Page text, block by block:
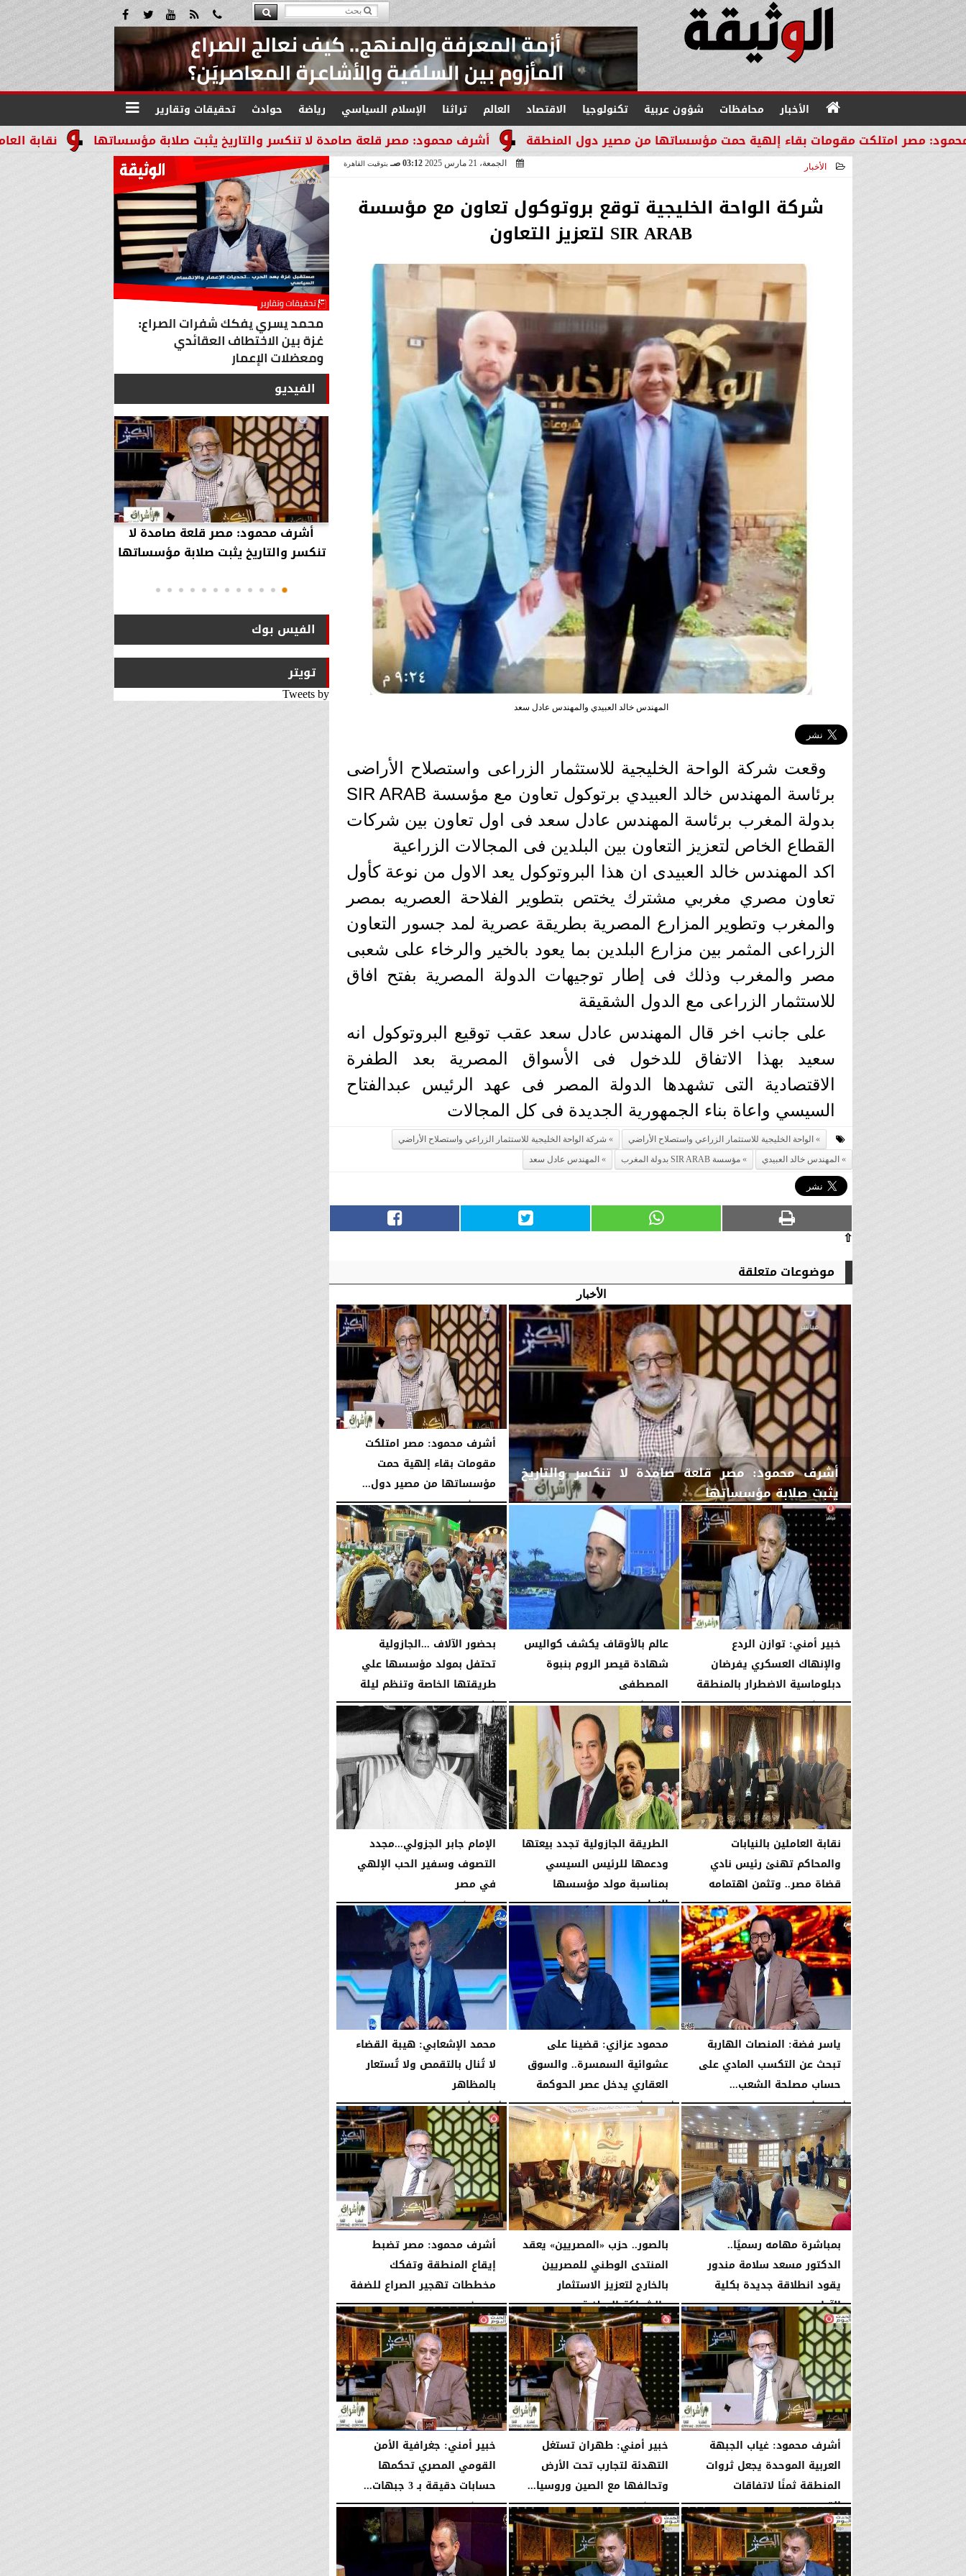
الأخبار محافظات شؤون عربية تكنولوجيا الاقتصاد العالم تراثنا الإسلام السياسي رياضة حوادث تحقيقات وتقارير
نقابة العاملين أشرف محمود: مصر قلعة صامدة لا تنكسر والتاريخ يثبت صلابة مؤسساتها مقومات بقاء إلهية حمت مؤسساتها من مصير دول المنطقة
الأخبار الجمعة، 21 مارس 2025 03:12 صـ بتوقيت القاهرة
شركة الواحة الخليجية توقع بروتوكول تعاون مع مؤسسة
SIR ARAB لتعزيز التعاون
المهندس خالد العبيدي والمهندس عادل سعد
وقعت شركة الواحة الخليجية للاستثمار الزراعى واستصلاح الأراضى
برئاسة المهندس خالد العبيدي برتوكول تعاون مع مؤسسة SIR ARAB
بدولة المغرب برئاسة المهندس عادل سعد فى اول تعاون بين شركات
القطاع الخاص لتعزيز التعاون بين البلدين فى المجالات الزراعية
اكد المهندس خالد العبيدى ان هذا البروتوكول يعد الاول من نوعة كأول
تعاون مصري مغربي مشترك يختص بتطوير الفلاحة العصريه بمصر
والمغرب وتطوير المزارع المصرية بطريقة عصرية لمد جسور التعاون
الزراعى المثمر بين مزارع البلدين بما يعود بالخير والرخاء على شعبى
مصر والمغرب وذلك فى إطار توجيهات الدولة المصرية بفتح افاق
للاستثمار الزراعى مع الدول الشقيقة
على جانب اخر قال المهندس عادل سعد عقب توقيع البروتوكول انه
سعيد بهذا الاتفاق للدخول فى الأسواق المصرية بعد الطفرة
الاقتصادية التى تشهدها الدولة المصر فى عهد الرئيس عبدالفتاح
السيسي واعاة بناء الجمهورية الجديدة فى كل المجالات
الواحة الخليجية للاستثمار الزراعي واستصلاح الأراضي
شركة الواحة الخليجية للاستثمار الزراعي واستصلاح الأراضي
المهندس خالد العبيدي
مؤسسة SIR ARAB بدولة المغرب المهندس عادل سعد
⇧
موضوعات متعلقة
الأخبار
أشرف محمود: مصر قلعة صامدة لا تنكسر والتاريخ
يثبت صلابة مؤسساتها
الجمعة، 7 أغسطس 2026 10:15 مـ
أشرف محمود: مصر امتلكت
مقومات بقاء إلهية حمت
مؤسساتها من مصير دول...
الجمعة، 7 أغسطس 2026 10:12 مـ
خبير أمني: توازن الردع
والإنهاك العسكري يفرضان
دبلوماسية الاضطرار بالمنطقة
الجمعة، 7 أغسطس 2026 10:06 مـ
عالم بالأوقاف يكشف كواليس
شهادة قيصر الروم بنبوة
المصطفى
الجمعة، 7 أغسطس 2026 10:04 مـ
بحضور الآلاف ...الجازولية
تحتفل بمولد مؤسسها علي
طريقتها الخاصة وتنظم ليلة
في...
الجمعة، 7 أغسطس 2026 11:31 صـ
نقابة العاملين بالنيابات
والمحاكم تهنئ رئيس نادي
قضاة مصر.. وتثمن اهتمامه
بدعم...
الخميس، 6 أغسطس 2026 06:22 مـ
الطريقة الجازولية تجدد بيعتها
ودعمها للرئيس السيسي
بمناسبة مولد مؤسسها
الإمام...
الخميس، 6 أغسطس 2026 02:46 مـ
الإمام جابر الجزولي...مجدد
التصوف وسفير الحب الإلهي
في مصر
الخميس، 6 أغسطس 2026 01:45 مـ
ياسر فضة: المنصات الهاربة
تبحث عن التكسب المادي على
حساب مصلحة الشعب...
الأربعاء، 5 أغسطس 2026 08:42 مـ
محمود عزازي: قضينا على
عشوائية السمسرة.. والسوق
العقاري يدخل عصر الحوكمة
الأربعاء، 5 أغسطس 2026 08:19 مـ
محمد الإشعابي: هيبة القضاء
لا تُنال بالتقمص ولا تُستعار
بالمظاهر
الأربعاء، 5 أغسطس 2026 08:17 مـ
بمباشرة مهامه رسميًا..
الدكتور مسعد سلامة مندور
يقود انطلاقة جديدة بكلية
الآداب...
الأربعاء، 5 أغسطس 2026 04:51 مـ
بالصور.. حزب «المصريين» يعقد
المنتدى الوطني للمصريين
بالخارج لتعزيز الاستثمار
والشراكة الوطنية
الثلاثاء، 4 أغسطس 2026 11:31 مـ
أشرف محمود: مصر تضبط
إيقاع المنطقة وتفكك
مخططات تهجير الصراع للضفة
الإثنين، 3 أغسطس 2026 10:44 مـ
أشرف محمود: غياب الجبهة
العربية الموحدة يجعل ثروات
المنطقة ثمنًا لاتفاقات
القوى...
الإثنين، 3 أغسطس 2026 10:42 مـ
خبير أمني: طهران تستغل
التهدئة لتجارب تحت الأرض
وتحالفها مع الصين وروسيا...
الإثنين، 3 أغسطس 2026 10:37 مـ
خبير أمني: جغرافية الأمن
القومي المصري تحكمها
حسابات دقيقة بـ 3 جبهات...
الإثنين، 3 أغسطس 2026 10:35 مـ
الفيديو
خبير أمني: طهران تستغل التهدئة
لتجارب تحت الأرض وتحالفها مع الصين
وروسيا...
أشرف محمود: مصر قلعة صامدة لا
تنكسر والتاريخ يثبت صلابة مؤسساتها
الفيس بوك
تويتر
Tweets by